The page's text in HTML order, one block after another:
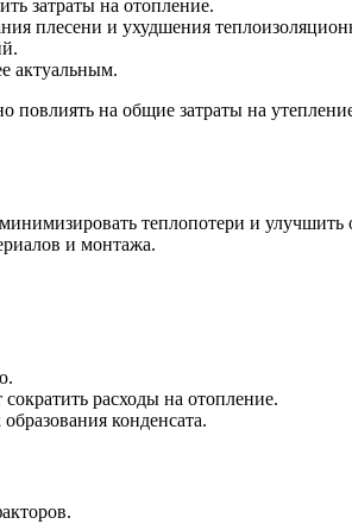
затраты на отопление.
плесени и ухудшения
актуальным.
повлиять на общие затраты на
теплопотери и
и монтажа.
расходы на отопление.
конденсата.